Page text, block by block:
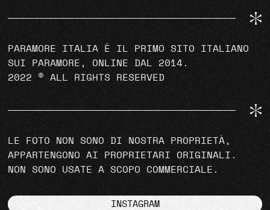
PARAMORE ITALIA È IL PRIMO SITO ITALIANO
SUI PARAMORE, ONLINE DAL 2014.
2022 © ALL RIGHTS RESERVED
LE FOTO NON SONO DI NOSTRA PROPRIETÀ,
APPARTENGONO AI PROPRIETARI ORIGINALI.
NON SONO USATE A SCOPO COMMERCIALE.
INSTAGRAM